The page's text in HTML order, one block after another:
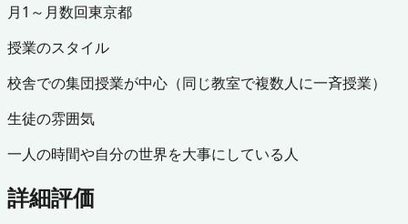
月1～月数回東京都
授業のスタイル
校舎での集団授業が中心（同じ教室で複数人に一斉授業）
生徒の雰囲気
一人の時間や自分の世界を大事にしている人
詳細評価